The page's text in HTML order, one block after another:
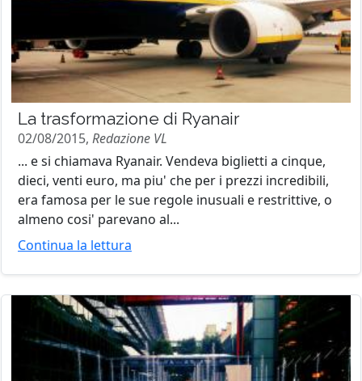
La trasformazione di Ryanair
02/08/2015, Redazione VL
... e si chiamava Ryanair. Vendeva biglietti a cinque,
dieci, venti euro, ma piu' che per i prezzi incredibili,
era famosa per le sue regole inusuali e restrittive, o
almeno cosi' parevano al...
Continua la lettura